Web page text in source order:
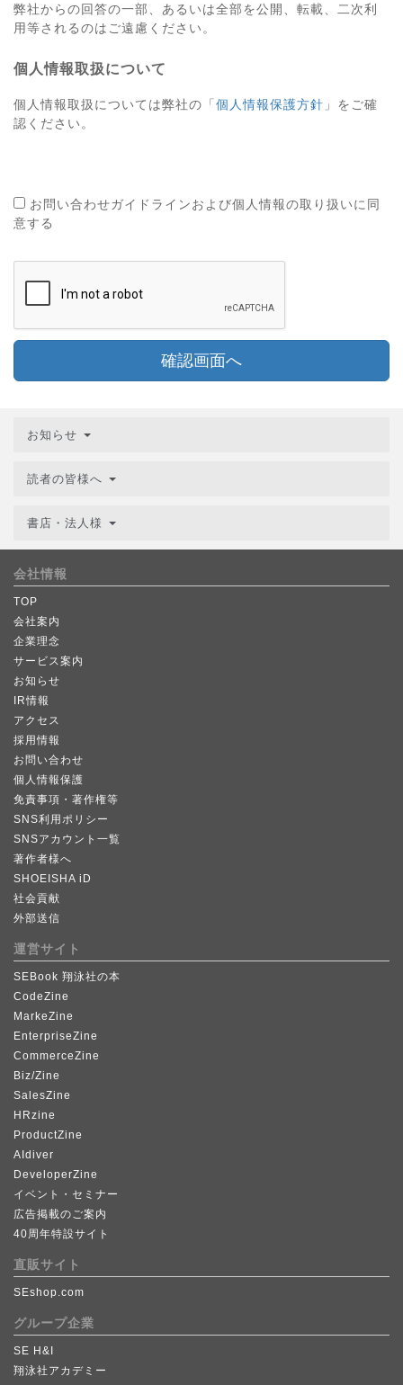
弊社からの回答の一部、あるいは全部を公開、転載、二次利
用等されるのはご遠慮ください。
個人情報取扱について
個人情報取扱については弊社の「個人情報保護方針 」をご確
認ください。
お問い合わせガイドラインおよび個人情報の取り扱いに同
意する
確認画面へ
お知らせ
読者の皆様へ
書店・法人様
会社情報
TOP
会社案内
企業理念
サービス案内
お知らせ
IR情報
アクセス
採用情報
お問い合わせ
個人情報保護
免責事項・著作権等
SNS利用ポリシー
SNSアカウント一覧
著作者様へ
SHOEISHA iD
社会貢献
外部送信
運営サイト
SEBook 翔泳社の本
CodeZine
MarkeZine
EnterpriseZine
CommerceZine
Biz/Zine
SalesZine
HRzine
ProductZine
AIdiver
DeveloperZine
イベント・セミナー
広告掲載のご案内
40周年特設サイト
直販サイト
SEshop.com
グループ企業
SE H&I
翔泳社アカデミー